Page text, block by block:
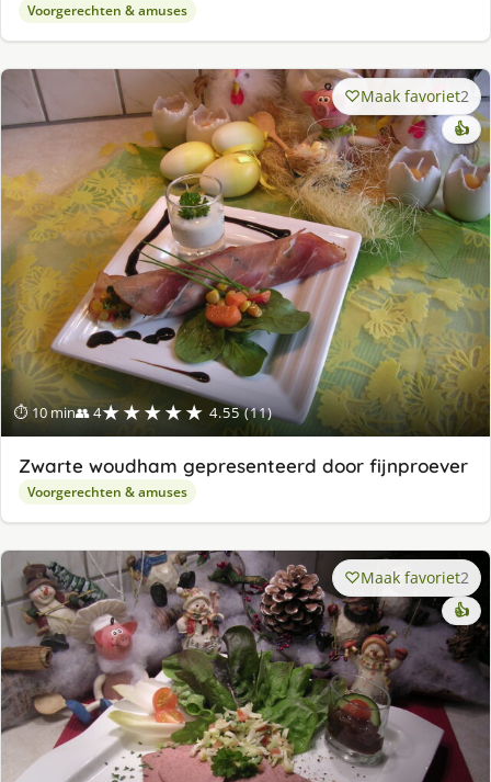
Voorgerechten & amuses
⏱ 10 min👥 4★★★★★ 4.55 (11)
Maak favoriet2
👍
Zwarte woudham gepresenteerd door fijnproever
Voorgerechten & amuses
Maak favoriet2
👍